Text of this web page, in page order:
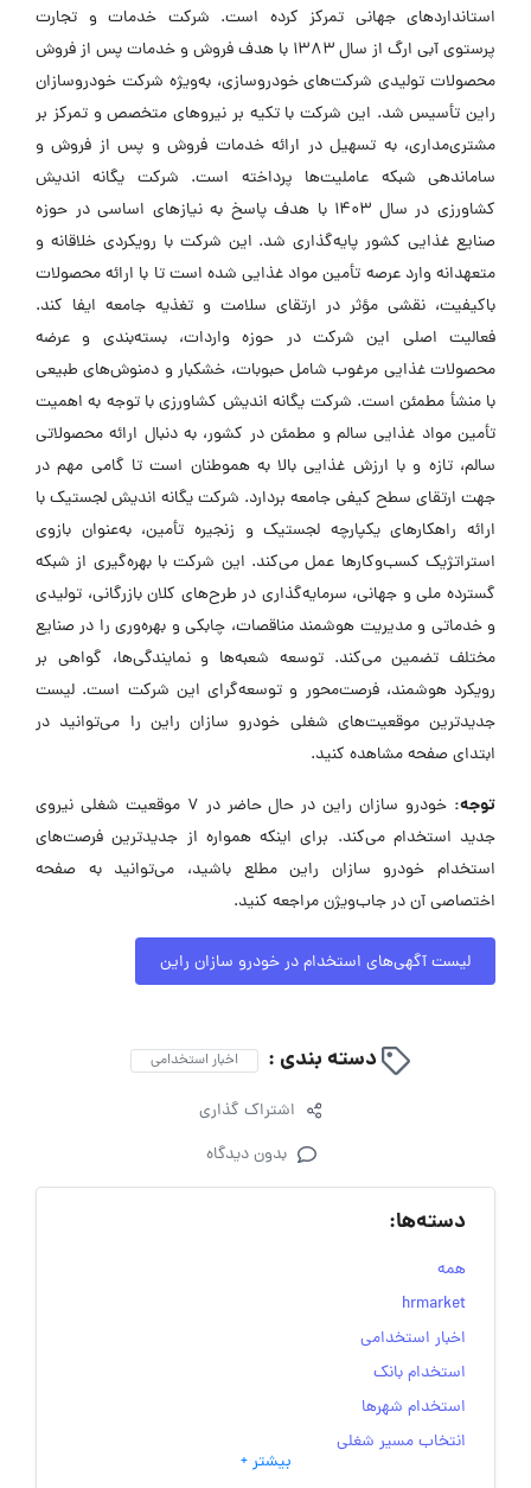
استانداردهای جهانی تمرکز کرده است. شرکت خدمات و تجارت
پرستوی آبی ارگ از سال ۱۳۸۳ با هدف فروش و خدمات پس از فروش
محصولات تولیدی شرکت‌های خودروسازی، به‌ویژه شرکت خودروسازان
راین تأسیس شد. این شرکت با تکیه بر نیروهای متخصص و تمرکز بر
مشتری‌مداری، به تسهیل در ارائه خدمات فروش و پس از فروش و
ساماندهی شبکه عاملیت‌ها پرداخته است. شرکت یگانه اندیش
کشاورزی در سال ۱۴۰۳ با هدف پاسخ به نیازهای اساسی در حوزه
صنایع غذایی کشور پایه‌گذاری شد. این شرکت با رویکردی خلاقانه و
متعهدانه وارد عرصه تأمین مواد غذایی شده است تا با ارائه محصولات
باکیفیت، نقشی مؤثر در ارتقای سلامت و تغذیه جامعه ایفا کند.
فعالیت اصلی این شرکت در حوزه واردات، بسته‌بندی و عرضه
محصولات غذایی مرغوب شامل حبوبات، خشکبار و دمنوش‌های طبیعی
با منشأ مطمئن است. شرکت یگانه اندیش کشاورزی با توجه به اهمیت
تأمین مواد غذایی سالم و مطمئن در کشور، به دنبال ارائه محصولاتی
سالم، تازه و با ارزش غذایی بالا به هموطنان است تا گامی مهم در
جهت ارتقای سطح کیفی جامعه بردارد. شرکت یگانه اندیش لجستیک با
ارائه راهکارهای یکپارچه لجستیک و زنجیره تأمین، به‌عنوان بازوی
استراتژیک کسب‌وکارها عمل می‌کند. این شرکت با بهره‌گیری از شبکه
گسترده‌ ملی و جهانی، سرمایه‌گذاری در طرح‌های کلان بازرگانی، تولیدی
و خدماتی و مدیریت هوشمند مناقصات، چابکی و بهره‌وری را در صنایع
مختلف تضمین می‌کند. توسعه شعبه‌ها و نمایندگی‌ها، گواهی بر
رویکرد هوشمند، فرصت‌محور و توسعه‌گرای این شرکت است. لیست
جدیدترین موقعیت‌های شغلی خودرو سازان راین را می‌توانید در
ابتدای صفحه مشاهده کنید.
توجه:
خودرو سازان راین در حال حاضر در ۷ موقعیت شغلی نیروی
جدید استخدام می‌کند. برای اینکه همواره از جدیدترین فرصت‌های
استخدام خودرو سازان راین مطلع باشید، می‌توانید به صفحه
اختصاصی آن در جاب‌ویژن مراجعه کنید.
لیست آگهی‌های استخدام در خودرو سازان راین
دسته بندی : اخبار استخدامی
اشتراک گذاری
بدون دیدگاه
دسته‌ها:
همه
hrmarket
اخبار استخدامی
استخدام بانک
استخدام شهرها
انتخاب مسیر شغلی
به‌روزرسانی‌های سایت (کارجویی)
بیشتر +